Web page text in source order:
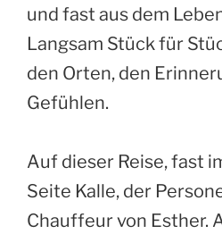
und fast aus dem
Langsam Stück für
den Orten, den
Gefühlen.
Auf dieser Reise, fast
Seite Kalle, der
Chauffeur von Esther.